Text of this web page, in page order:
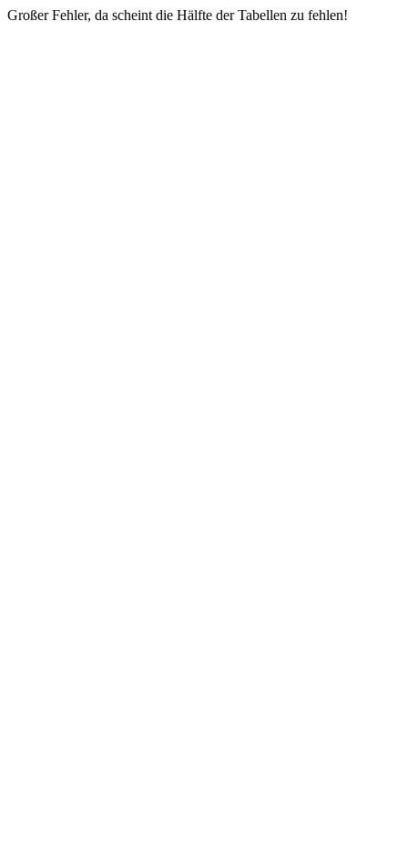
Großer Fehler, da scheint die Hälfte der Tabellen zu fehlen!